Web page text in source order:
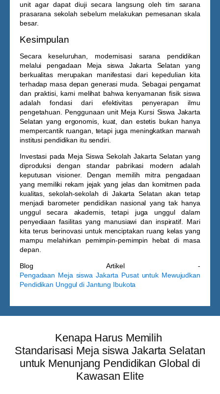
unit agar dapat diuji secara langsung oleh tim sarana
prasarana sekolah sebelum melakukan pemesanan skala
besar.
Kesimpulan
Secara keseluruhan, modernisasi sarana pendidikan
melalui pengadaan Meja siswa Jakarta Selatan yang
berkualitas merupakan manifestasi dari kepedulian kita
terhadap masa depan generasi muda. Sebagai pengamat
dan praktisi, kami melihat bahwa kenyamanan fisik siswa
adalah fondasi dari efektivitas penyerapan ilmu
pengetahuan. Penggunaan unit Meja Kursi Siswa Jakarta
Selatan yang ergonomis, kuat, dan estetis bukan hanya
mempercantik ruangan, tetapi juga meningkatkan marwah
institusi pendidikan itu sendiri.
Investasi pada Meja Siswa Sekolah Jakarta Selatan yang
diproduksi dengan standar pabrikasi modern adalah
keputusan visioner. Dengan memilih mitra pengadaan
yang memiliki rekam jejak yang jelas dan komitmen pada
kualitas, sekolah-sekolah di Jakarta Selatan akan tetap
menjadi barometer pendidikan nasional yang tak hanya
unggul secara akademis, tetapi juga unggul dalam
penyediaan fasilitas yang manusiawi dan inspiratif. Mari
kita terus berinovasi untuk menciptakan ruang kelas yang
mampu melahirkan pemimpin-pemimpin hebat di masa
depan.
Blog Artikel -
Pengadaan Meja siswa Jakarta Pusat untuk Mewujudkan
Pendidikan Unggul di Jantung Ibukota
Kenapa Harus Memilih
Standarisasi Meja siswa Jakarta Selatan
untuk Menunjang Pendidikan Global di
Kawasan Elite